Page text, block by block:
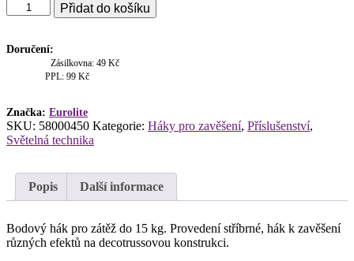
TH-
množství
Přidat do košíku
Doručení:
Zásilkovna: 49 Kč
PPL: 99 Kč
Značka: Eurolite
SKU: 58000450 Kategorie: Háky pro zavěšení, Příslušenství,
Světelná technika
Popis Další informace
Bodový hák pro zátěž do 15 kg. Provedení stříbrné, hák k zavěšení
různých efektů na decotrussovou konstrukci.